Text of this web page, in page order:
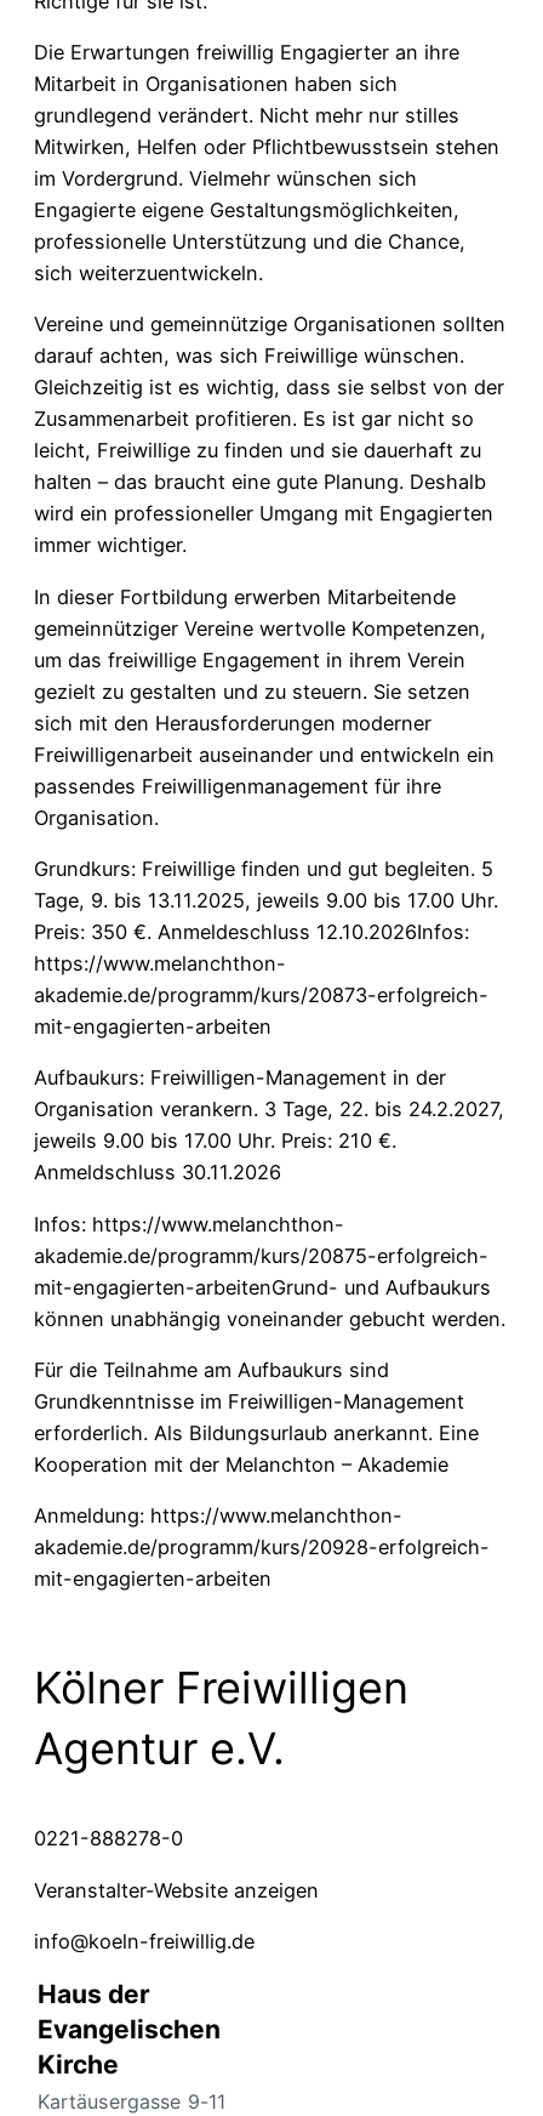
Die Erwartungen freiwillig Engagierter an ihre
Mitarbeit in Organisationen haben sich
grundlegend verändert. Nicht mehr nur stilles
Mitwirken, Helfen oder Pflichtbewusstsein stehen
im Vordergrund. Vielmehr wünschen sich
Engagierte eigene Gestaltungsmöglichkeiten,
professionelle Unterstützung und die Chance,
sich weiterzuentwickeln.
Vereine und gemeinnützige Organisationen sollten
darauf achten, was sich Freiwillige wünschen.
Gleichzeitig ist es wichtig, dass sie selbst von der
Zusammenarbeit profitieren. Es ist gar nicht so
leicht, Freiwillige zu finden und sie dauerhaft zu
halten – das braucht eine gute Planung. Deshalb
wird ein professioneller Umgang mit Engagierten
immer wichtiger.
In dieser Fortbildung erwerben Mitarbeitende
gemeinnütziger Vereine wertvolle Kompetenzen,
um das freiwillige Engagement in ihrem Verein
gezielt zu gestalten und zu steuern. Sie setzen
sich mit den Herausforderungen moderner
Freiwilligenarbeit auseinander und entwickeln ein
passendes Freiwilligenmanagement für ihre
Organisation.
Grundkurs: Freiwillige finden und gut begleiten. 5
Tage, 9. bis 13.11.2025, jeweils 9.00 bis 17.00 Uhr.
Preis: 350 €. Anmeldeschluss 12.10.2026Infos:
https://www.melanchthon-
akademie.de/programm/kurs/20873-erfolgreich-
mit-engagierten-arbeiten
Aufbaukurs: Freiwilligen-Management in der
Organisation verankern. 3 Tage, 22. bis 24.2.2027,
jeweils 9.00 bis 17.00 Uhr. Preis: 210 €.
Anmeldschluss 30.11.2026
Infos: https://www.melanchthon-
akademie.de/programm/kurs/20875-erfolgreich-
mit-engagierten-arbeitenGrund- und Aufbaukurs
können unabhängig voneinander gebucht werden.
Für die Teilnahme am Aufbaukurs sind
Grundkenntnisse im Freiwilligen-Management
erforderlich. Als Bildungsurlaub anerkannt. Eine
Kooperation mit der Melanchton – Akademie
Anmeldung: https://www.melanchthon-
akademie.de/programm/kurs/20928-erfolgreich-
mit-engagierten-arbeiten
Kölner Freiwilligen
Agentur e.V.
0221-888278-0
Veranstalter-Website anzeigen
info@koeln-freiwillig.de
Haus der
Evangelischen
Kirche
Kartäusergasse 9-11